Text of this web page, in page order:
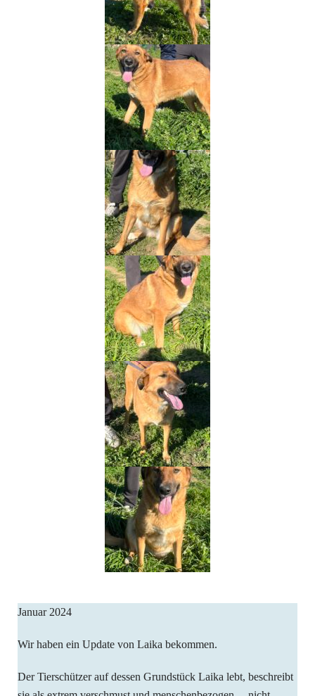
Januar 2024
Wir haben ein Update von Laika bekommen.
Der Tierschützer auf dessen Grundstück Laika lebt, beschreibt